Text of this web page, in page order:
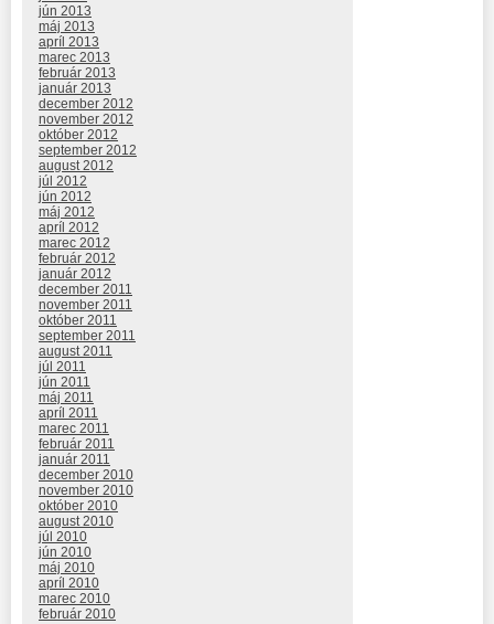
jún 2013
máj 2013
apríl 2013
marec 2013
február 2013
január 2013
december 2012
november 2012
október 2012
september 2012
august 2012
júl 2012
jún 2012
máj 2012
apríl 2012
marec 2012
február 2012
január 2012
december 2011
november 2011
október 2011
september 2011
august 2011
júl 2011
jún 2011
máj 2011
apríl 2011
marec 2011
február 2011
január 2011
december 2010
november 2010
október 2010
august 2010
júl 2010
jún 2010
máj 2010
apríl 2010
marec 2010
február 2010